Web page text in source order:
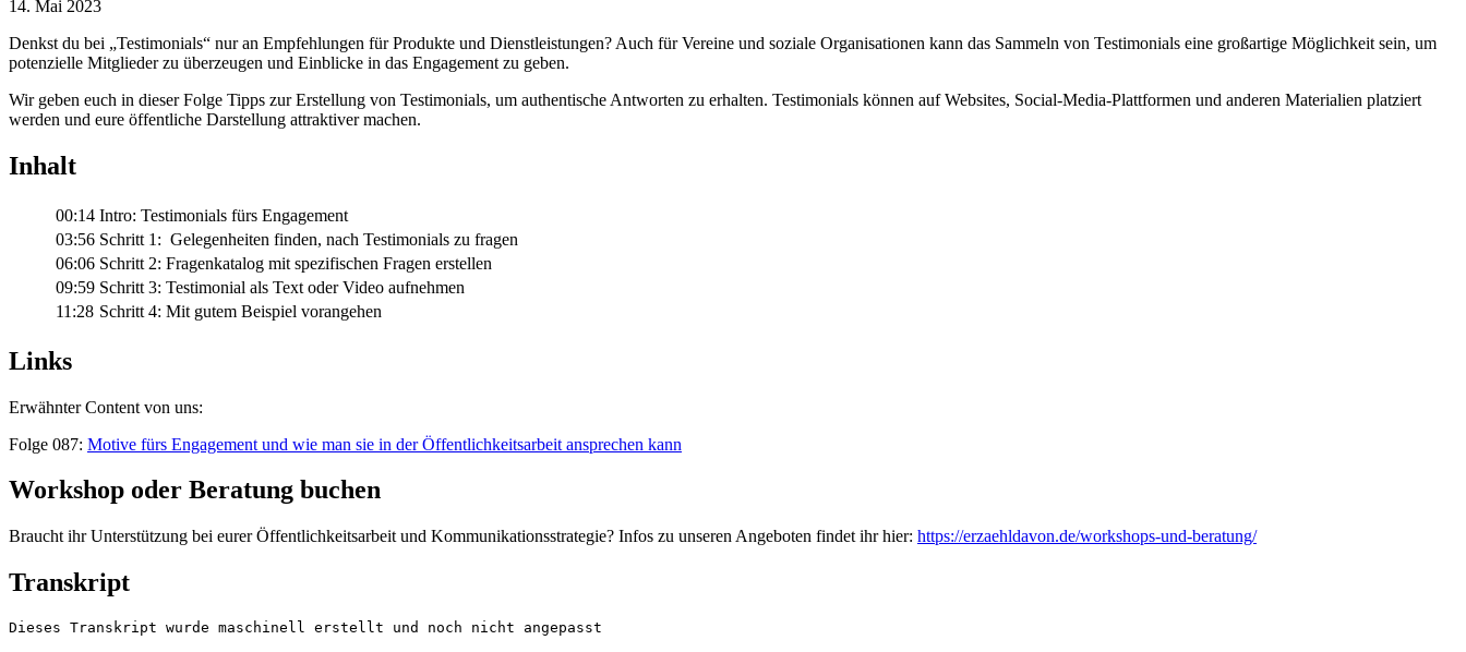
14. Mai 2023
Denkst du bei „Testimonials“ nur an Empfehlungen für Produkte und Dienstleistungen? Auch für Vereine und soziale Organisationen kann das Sammeln von Testimonials eine großartige Möglichkeit sein, um
potenzielle Mitglieder zu überzeugen und Einblicke in das Engagement zu geben.
Wir geben euch in dieser Folge Tipps zur Erstellung von Testimonials, um authentische Antworten zu erhalten. Testimonials können auf Websites, Social-Media-Plattformen und anderen Materialien platziert
werden und eure öffentliche Darstellung attraktiver machen.
Inhalt
00:14 Intro: Testimonials fürs Engagement
03:56 Schritt 1: Gelegenheiten finden, nach Testimonials zu fragen
06:06 Schritt 2: Fragenkatalog mit spezifischen Fragen erstellen
09:59 Schritt 3: Testimonial als Text oder Video aufnehmen
11:28 Schritt 4: Mit gutem Beispiel vorangehen
Links
Erwähnter Content von uns:
Folge 087: Motive fürs Engagement und wie man sie in der Öffentlichkeitsarbeit ansprechen kann
Workshop oder Beratung buchen
Braucht ihr Unterstützung bei eurer Öffentlichkeitsarbeit und Kommunikationsstrategie? Infos zu unseren Angeboten findet ihr hier: https://erzaehldavon.de/workshops-und-beratung/
Transkript
Dieses Transkript wurde maschinell erstellt und noch nicht angepasst